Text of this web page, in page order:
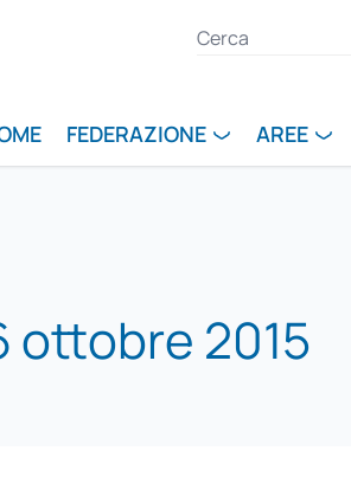
FEDERAZIONE AREE
ottobre 2015